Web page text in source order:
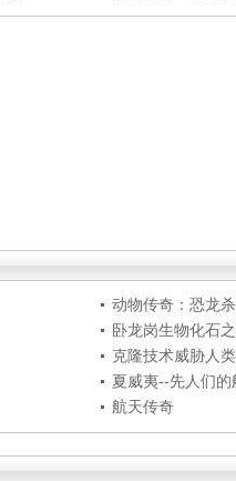
动物传奇：恐龙
卧龙岗生物化石
克隆技术威胁人
夏威夷--先人们的
航天传奇